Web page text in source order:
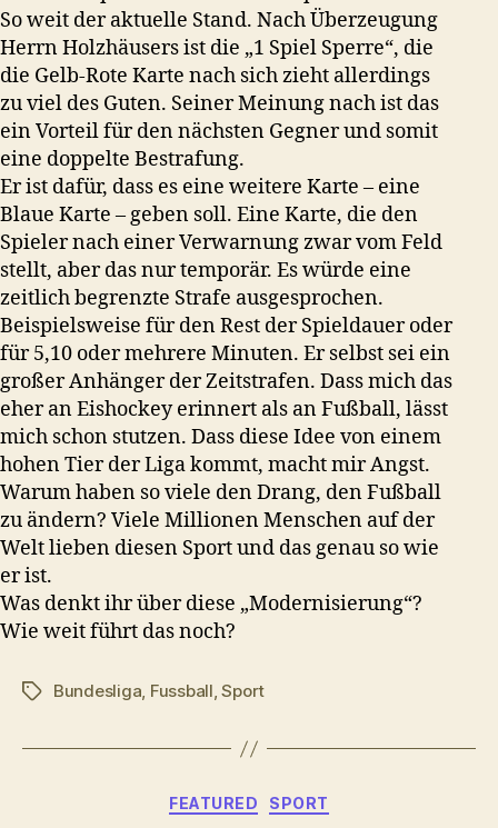
So weit der aktuelle Stand. Nach Überzeugung
Herrn Holzhäusers ist die „1 Spiel Sperre“, die
die Gelb-Rote Karte nach sich zieht allerdings
zu viel des Guten. Seiner Meinung nach ist das
ein Vorteil für den nächsten Gegner und somit
eine doppelte Bestrafung.
Er ist dafür, dass es eine weitere Karte – eine
Blaue Karte – geben soll. Eine Karte, die den
Spieler nach einer Verwarnung zwar vom Feld
stellt, aber das nur temporär. Es würde eine
zeitlich begrenzte Strafe ausgesprochen.
Beispielsweise für den Rest der Spieldauer oder
für 5,10 oder mehrere Minuten. Er selbst sei ein
großer Anhänger der Zeitstrafen. Dass mich das
eher an Eishockey erinnert als an Fußball, lässt
mich schon stutzen. Dass diese Idee von einem
hohen Tier der Liga kommt, macht mir Angst.
Warum haben so viele den Drang, den Fußball
zu ändern? Viele Millionen Menschen auf der
Welt lieben diesen Sport und das genau so wie
er ist.
Was denkt ihr über diese „Modernisierung“?
Wie weit führt das noch?
Schlagwörter
Bundesliga, Fussball,Sport
Kategorien
FEATURED SPORT